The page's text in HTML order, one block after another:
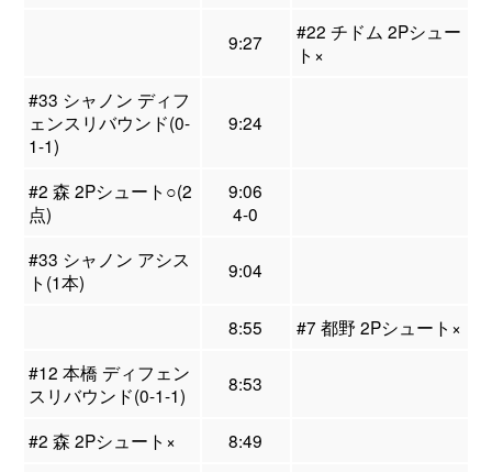
9:27
#22 チドム 2Pシュー
ト×
#33 シャノン ディフ
ェンスリバウンド(0-
1-1)
9:24
#2 森 2Pシュート○(2
点)
9:06
4-0
#33 シャノン アシス
ト(1本)
9:04
8:55
#7 都野 2Pシュート×
#12 本橋 ディフェン
スリバウンド(0-1-1)
8:53
#2 森 2Pシュート× 8:49